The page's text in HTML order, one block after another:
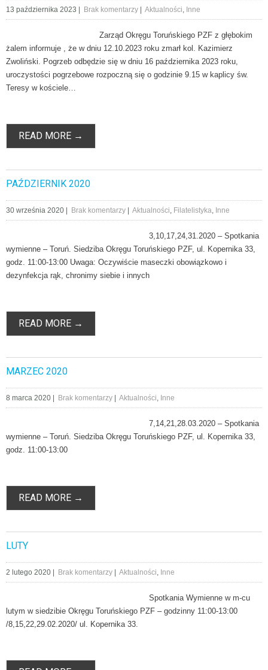
13 października 2023 Brak komentarzy Aktualności, Inne
Zarząd Okręgu Toruńskiego PZF z głębokim
żalem informuje , że w dniu 12.10.2023 roku zmarł kol. Kazimierz
Zwoliński. Pogrzeb odbędzie się w dniu 16 października 2023 roku,
uroczystości pogrzebowe rozpoczną się o godzinie 9.15 w kaplicy św.
Teresy w kościele…
READ MORE →
PAŹDZIERNIK 2020
30 września 2020 Brak komentarzy Aktualności, Filatelistyka, Inne
3,10,17,24,31.2020 – Spotkania
wymienne – Toruń. Siedziba Okręgu Toruńskiego PZF, ul. Kopernika 33,
godz. 11:00-13:00 Uwaga: Oczywiście maseczki obowiązkowo i
dezynfekcja rąk, chronimy siebie i innych
READ MORE →
MARZEC 2020
8 marca 2020 Brak komentarzy Aktualności, Inne
7,14,21,28.03.2020 – Spotkania
wymienne – Toruń. Siedziba Okręgu Toruńskiego PZF, ul. Kopernika 33,
godz. 11:00-13:00
READ MORE →
LUTY
2 lutego 2020 Brak komentarzy Aktualności, Inne
Spotkania Wymienne w m-cu
lutym w siedzibie Okręgu Toruńskiego PZF – godzinny 11:00-13:00
/8,15,22,29.02.2020/ ul. Kopernika 33.